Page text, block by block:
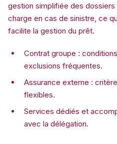
gestion simplifiée des dossiers
charge en cas de sinistre, ce
facilite la gestion du prêt.
Contrat groupe :
exclusions fréquentes.
Assurance externe :
flexibles.
Services dédiés et
avec la délégation.